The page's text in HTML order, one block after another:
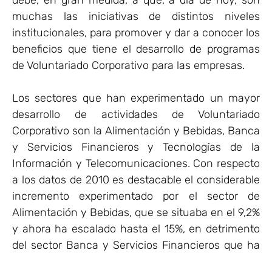
muchas las iniciativas de distintos niveles
institucionales, para promover y dar a conocer los
beneficios que tiene el desarrollo de programas
de Voluntariado Corporativo para las empresas.
Los sectores que han experimentado un mayor
desarrollo de actividades de Voluntariado
Corporativo son la Alimentación y Bebidas, Banca
y Servicios Financieros y Tecnologías de la
Información y Telecomunicaciones. Con respecto
a los datos de 2010 es destacable el considerable
incremento experimentado por el sector de
Alimentación y Bebidas, que se situaba en el 9,2%
y ahora ha escalado hasta el 15%, en detrimento
del sector Banca y Servicios Financieros que ha